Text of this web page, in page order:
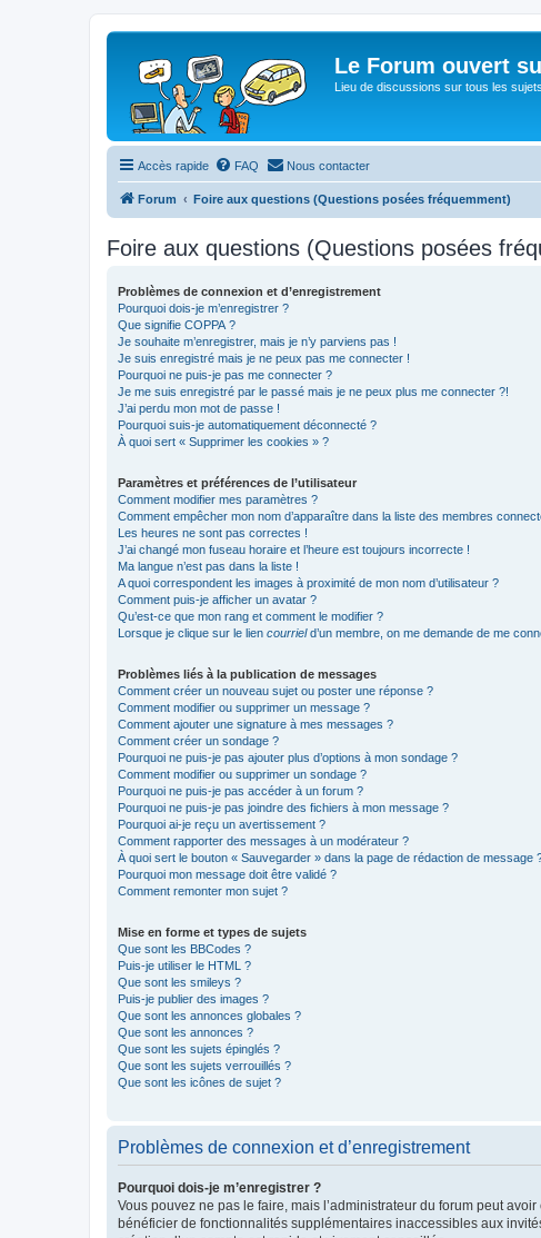
Le Forum ouvert
Lieu de discussions sur tous les
Accès rapide FAQ Nous contacter
Forum Foire aux questions (Questions posées fréquemment)
Foire aux questions (Questions posées
Problèmes de connexion et d’enregistrement
Pourquoi dois-je m’enregistrer ?
Que signifie COPPA ?
Je souhaite m’enregistrer, mais je n’y parviens pas !
Je suis enregistré mais je ne peux pas me connecter !
Pourquoi ne puis-je pas me connecter ?
Je me suis enregistré par le passé mais je ne peux plus me connecter ?!
J’ai perdu mon mot de passe !
Pourquoi suis-je automatiquement déconnecté ?
À quoi sert « Supprimer les cookies » ?
Paramètres et préférences de l’utilisateur
Comment modifier mes paramètres ?
Comment empêcher mon nom d’apparaître dans la liste des membres
Les heures ne sont pas correctes !
J’ai changé mon fuseau horaire et l’heure est toujours incorrecte !
Ma langue n’est pas dans la liste !
A quoi correspondent les images à proximité de mon nom d’utilisateur ?
Comment puis-je afficher un avatar ?
Qu’est-ce que mon rang et comment le modifier ?
Lorsque je clique sur le lien courrield’un membre, on me demande de me
Problèmes liés à la publication de messages
Comment créer un nouveau sujet ou poster une réponse ?
Comment modifier ou supprimer un message ?
Comment ajouter une signature à mes messages ?
Comment créer un sondage ?
Pourquoi ne puis-je pas ajouter plus d’options à mon sondage ?
Comment modifier ou supprimer un sondage ?
Pourquoi ne puis-je pas accéder à un forum ?
Pourquoi ne puis-je pas joindre des fichiers à mon message ?
Pourquoi ai-je reçu un avertissement ?
Comment rapporter des messages à un modérateur ?
À quoi sert le bouton « Sauvegarder » dans la page de rédaction de message
Pourquoi mon message doit être validé ?
Comment remonter mon sujet ?
Mise en forme et types de sujets
Que sont les BBCodes ?
Puis-je utiliser le HTML ?
Que sont les smileys ?
Puis-je publier des images ?
Que sont les annonces globales ?
Que sont les annonces ?
Que sont les sujets épinglés ?
Que sont les sujets verrouillés ?
Que sont les icônes de sujet ?
Problèmes de connexion et d’enregistrement
Pourquoi dois-je m’enregistrer ?
Vous pouvez ne pas le faire, mais l’administrateur du forum peut
bénéficier de fonctionnalités supplémentaires inaccessibles aux